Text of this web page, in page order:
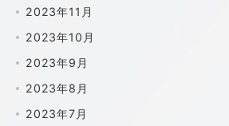
2023年11月
2023年10月
2023年9月
2023年8月
2023年7月